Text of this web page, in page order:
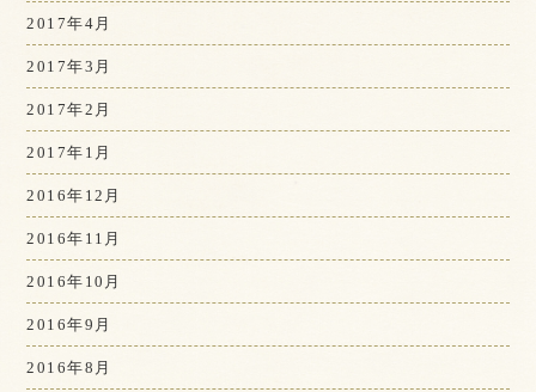
2017年4月
2017年3月
2017年2月
2017年1月
2016年12月
2016年11月
2016年10月
2016年9月
2016年8月